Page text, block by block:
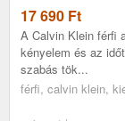
17 690 Ft
A Calvin Klein férfi
kényelem és az
szabás tök...
férfi, calvin klein,